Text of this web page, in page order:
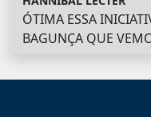
ÓTIMA ESSA
BAGUNÇA QUE